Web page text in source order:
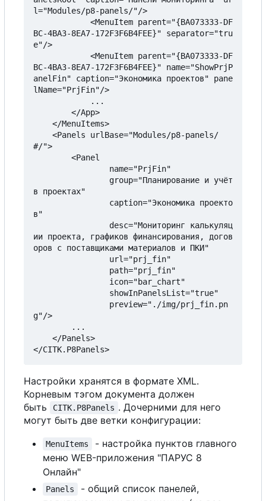
l="Modules/p8-panels/"/>
BC-4BA3-8EA7-172F3F6B4FEE}" separator="tru
e"/>
BC-4BA3-8EA7-172F3F6B4FEE}" name="ShowPrjP
anelFin" caption="Экономика проектов" pane
lName="PrjFin"/>
#/">
в проектах"
в"
ии проекта, графиков финансирования, догов
оров с поставщиками материалов и ПКИ"
g"/>
Настройки хранятся в формате XML.
Корневым тэгом документа должен
быть
CITK.P8Panels . Дочерними для него
могут быть две ветки конфигурации:
MenuItems
- настройка пунктов главного
меню WEB-приложения "ПАРУС 8
Онлайн"
Panels
- общий список панелей,